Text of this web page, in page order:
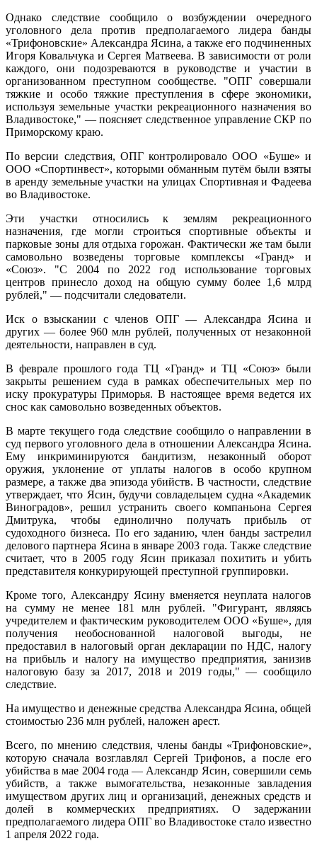
Однако следствие сообщило о возбуждении очередного
уголовного дела против предполагаемого лидера банды
«Трифоновские» Александра Ясина, а также его подчиненных
Игоря Ковальчука и Сергея Матвеева. В зависимости от роли
каждого, они подозреваются в руководстве и участии в
организованном преступном сообществе. "ОПГ совершали
тяжкие и особо тяжкие преступления в сфере экономики,
используя земельные участки рекреационного назначения во
Владивостоке," — поясняет следственное управление СКР по
Приморскому краю.
По версии следствия, ОПГ контролировало ООО «Буше» и
ООО «Спортинвест», которыми обманным путём были взяты
в аренду земельные участки на улицах Спортивная и Фадеева
во Владивостоке.
Эти участки относились к землям рекреационного
назначения, где могли строиться спортивные объекты и
парковые зоны для отдыха горожан. Фактически же там были
самовольно возведены торговые комплексы «Гранд» и
«Союз». "С 2004 по 2022 год использование торговых
центров принесло доход на общую сумму более 1,6 млрд
рублей," — подсчитали следователи.
Иск о взыскании с членов ОПГ — Александра Ясина и
других — более 960 млн рублей, полученных от незаконной
деятельности, направлен в суд.
В феврале прошлого года ТЦ «Гранд» и ТЦ «Союз» были
закрыты решением суда в рамках обеспечительных мер по
иску прокуратуры Приморья. В настоящее время ведется их
снос как самовольно возведенных объектов.
В марте текущего года следствие сообщило о направлении в
суд первого уголовного дела в отношении Александра Ясина.
Ему инкриминируются бандитизм, незаконный оборот
оружия, уклонение от уплаты налогов в особо крупном
размере, а также два эпизода убийств. В частности, следствие
утверждает, что Ясин, будучи совладельцем судна «Академик
Виноградов», решил устранить своего компаньона Сергея
Дмитрука, чтобы единолично получать прибыль от
судоходного бизнеса. По его заданию, член банды застрелил
делового партнера Ясина в январе 2003 года. Также следствие
считает, что в 2005 году Ясин приказал похитить и убить
представителя конкурирующей преступной группировки.
Кроме того, Александру Ясину вменяется неуплата налогов
на сумму не менее 181 млн рублей. "Фигурант, являясь
учредителем и фактическим руководителем ООО «Буше», для
получения необоснованной налоговой выгоды, не
предоставил в налоговый орган декларации по НДС, налогу
на прибыль и налогу на имущество предприятия, занизив
налоговую базу за 2017, 2018 и 2019 годы," — сообщило
следствие.
На имущество и денежные средства Александра Ясина, общей
стоимостью 236 млн рублей, наложен арест.
Всего, по мнению следствия, члены банды «Трифоновские»,
которую сначала возглавлял Сергей Трифонов, а после его
убийства в мае 2004 года — Александр Ясин, совершили семь
убийств, а также вымогательства, незаконные завладения
имуществом других лиц и организаций, денежных средств и
долей в коммерческих предприятиях. О задержании
предполагаемого лидера ОПГ во Владивостоке стало известно
1 апреля 2022 года.